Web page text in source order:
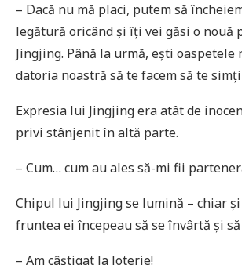
– Dacă nu mă placi, putem să
legătură oricând și îți vei găsi o nouă
Jingjing. Până la urmă, ești oaspetele
datoria noastră să te facem să te
Expresia lui Jingjing era atât de
privi stânjenit în altă parte.
– Cum… cum au ales să-mi fii
Chipul lui Jingjing se lumină – chiar
fruntea ei începeau să se învârtă și să
– Am câștigat la loterie!